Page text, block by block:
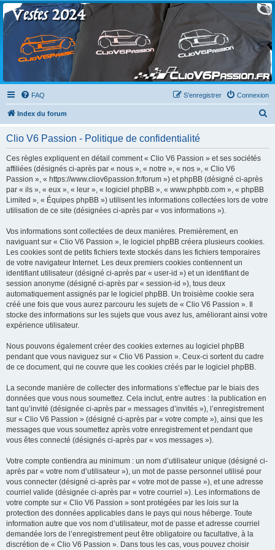
Clio V6 Passion
Le site français des passionnés de Clio V6
FAQ Connexion
S’enregistrer
Index du forum
Clio V6 Passion - Politique de confidentialité
Ces règles expliquent en détail comment « Clio V6 Passion » et ses sociétés
affiliées (désignés ci-après par « nous », « notre », « nos », « Clio V6
Passion », « https://www.cliov6passion.fr/forum ») et phpBB (désigné ci-après
par « ils », « eux », « leur », « logiciel phpBB », « www.phpbb.com », « phpBB
Limited », « Équipes phpBB ») utilisent les informations collectées lors de votre
utilisation de ce site (désignées ci-après par « vos informations »).
Vos informations sont collectées de deux manières. Premièrement, en
naviguant sur « Clio V6 Passion », le logiciel phpBB créera plusieurs cookies.
Les cookies sont de petits fichiers texte stockés dans les fichiers temporaires
de votre navigateur Internet. Les deux premiers cookies contiennent un
identifiant utilisateur (désigné ci-après par « user-id ») et un identifiant de
session anonyme (désigné ci-après par « session-id »), tous deux
automatiquement assignés par le logiciel phpBB. Un troisième cookie sera
créé une fois que vous aurez parcouru les sujets de « Clio V6 Passion ». Il
stocke des informations sur les sujets que vous avez lus, améliorant ainsi votre
expérience utilisateur.
Nous pouvons également créer des cookies externes au logiciel phpBB
pendant que vous naviguez sur « Clio V6 Passion ». Ceux-ci sortent du cadre
de ce document, qui ne couvre que les cookies créés par le logiciel phpBB.
La seconde manière de collecter des informations s’effectue par le biais des
données que vous nous soumettez. Cela inclut, entre autres : la publication en
tant qu’invité (désignée ci-après par « messages d’invités »), l’enregistrement
sur « Clio V6 Passion » (désigné ci-après par « votre compte »), ainsi que les
messages que vous soumettez après votre enregistrement et pendant que
vous êtes connecté (désignés ci-après par « vos messages »).
Votre compte contiendra au minimum : un nom d’utilisateur unique (désigné ci-
après par « votre nom d’utilisateur »), un mot de passe personnel utilisé pour
vous connecter (désigné ci-après par « votre mot de passe »), et une adresse
courriel valide (désignée ci-après par « votre courriel »). Les informations de
votre compte sur « Clio V6 Passion » sont protégées par les lois sur la
protection des données applicables dans le pays qui nous héberge. Toute
information autre que vos nom d’utilisateur, mot de passe et adresse courriel
demandée lors de l’enregistrement peut être obligatoire ou facultative, à la
discrétion de « Clio V6 Passion ». Dans tous les cas, vous pouvez choisir